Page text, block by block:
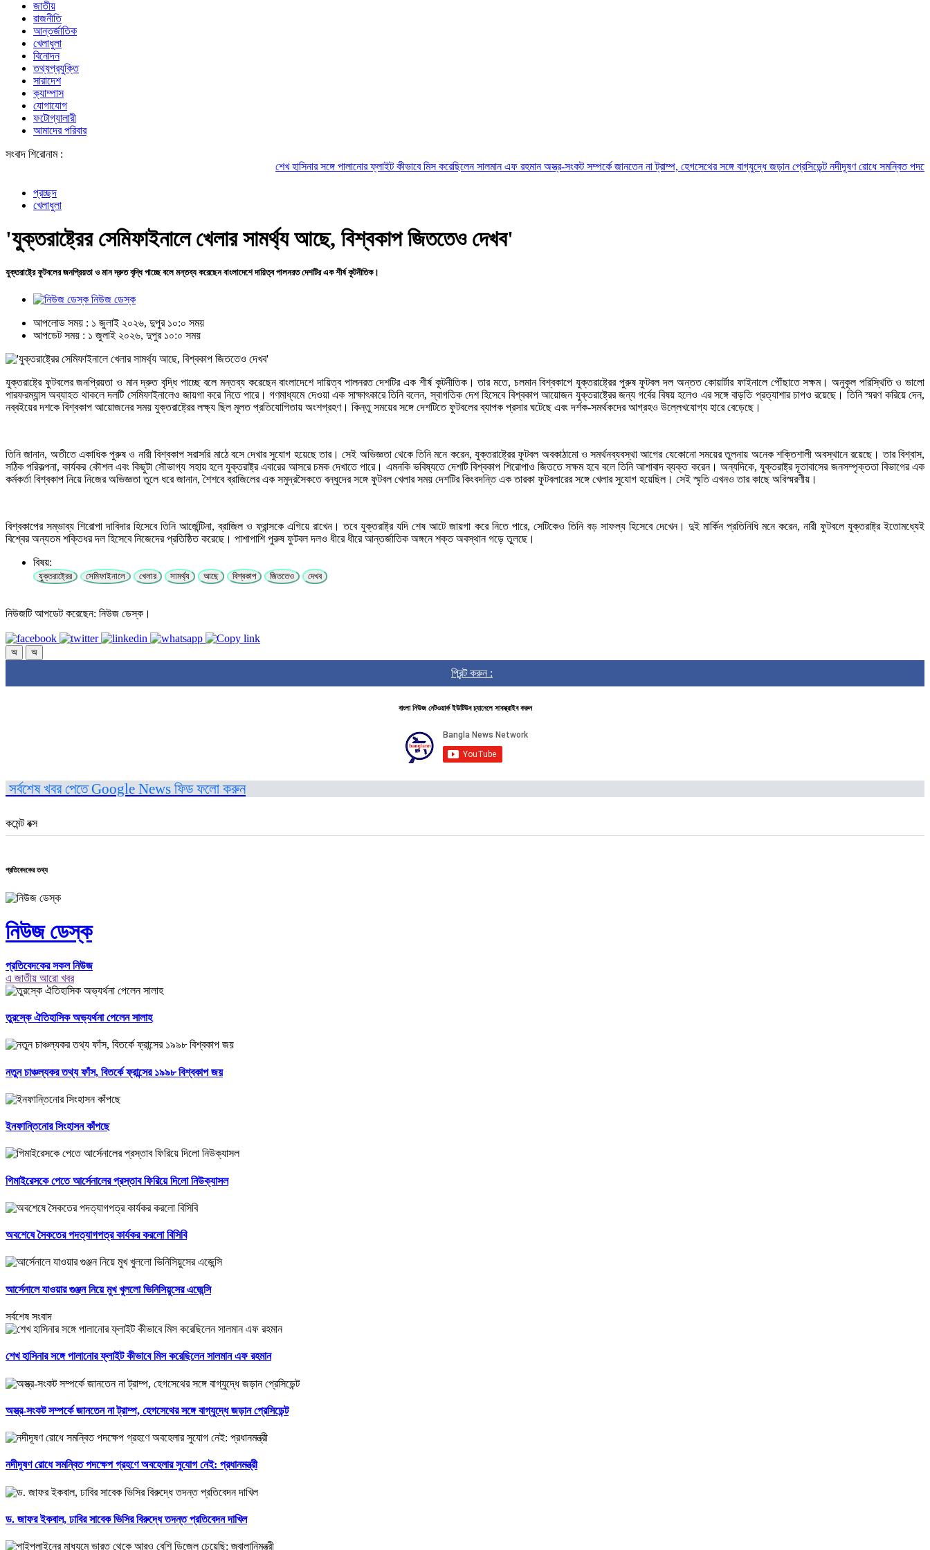
জাতীয়
রাজনীতি
আন্তর্জাতিক
খেলাধুলা
বিনোদন
তথ্যপ্রযুক্তি
সারাদেশ
ক্যাম্পাস
যোগাযোগ
ফটোগ্যালারী
আমাদের পরিবার
সংবাদ শিরোনাম :
শেখ হাসিনার সঙ্গে পালানোর ফ্লাইট কীভাবে মিস করেছিলেন সালমান এফ রহমানঅস্ত্র-সংকট সম্পর্কে জানতেন না ট্রাম্প, হেগসেথের সঙ্গে বাগ্‌যুদ্ধে জড়ান প্রেসিডেন্টনদীদূষণ রোধে সমন্বিত পদক্ষেপ গ্রহণে
প্রচ্ছদ
খেলাধুলা
'যুক্তরাষ্ট্রের সেমিফাইনালে খেলার সামর্থ্য আছে, বিশ্বকাপ জিততেও দেখব'
যুক্তরাষ্ট্রে ফুটবলের জনপ্রিয়তা ও মান দ্রুত বৃদ্ধি পাচ্ছে বলে মন্তব্য করেছেন বাংলাদেশে দায়িত্ব পালনরত দেশটির এক শীর্ষ কূটনীতিক।
নিউজ ডেস্ক
আপলোড সময় : ১ জুলাই ২০২৬, দুপুর ১০:০ সময়
আপডেট সময় : ১ জুলাই ২০২৬, দুপুর ১০:০ সময়
যুক্তরাষ্ট্রে ফুটবলের জনপ্রিয়তা ও মান দ্রুত বৃদ্ধি পাচ্ছে বলে মন্তব্য করেছেন বাংলাদেশে দায়িত্ব পালনরত দেশটির এক শীর্ষ কূটনীতিক। তার মতে, চলমান বিশ্বকাপে যুক্তরাষ্ট্রের পুরুষ ফুটবল দল অন্তত কোয়ার্টার ফাইনালে পৌঁছাতে সক্ষম। অনুকূল পরিস্থিতি ও ভালো
পারফরম্যান্স অব্যাহত থাকলে দলটি সেমিফাইনালেও জায়গা করে নিতে পারে। গণমাধ্যমে দেওয়া এক সাক্ষাৎকারে তিনি বলেন, স্বাগতিক দেশ হিসেবে বিশ্বকাপ আয়োজন যুক্তরাষ্ট্রের জন্য গর্বের বিষয় হলেও এর সঙ্গে বাড়তি প্রত্যাশার চাপও রয়েছে। তিনি স্মরণ করিয়ে দেন,
নব্বইয়ের দশকে বিশ্বকাপ আয়োজনের সময় যুক্তরাষ্ট্রের লক্ষ্য ছিল মূলত প্রতিযোগিতায় অংশগ্রহণ। কিন্তু সময়ের সঙ্গে দেশটিতে ফুটবলের ব্যাপক প্রসার ঘটেছে এবং দর্শক-সমর্থকদের আগ্রহও উল্লেখযোগ্য হারে বেড়েছে।
তিনি জানান, অতীতে একাধিক পুরুষ ও নারী বিশ্বকাপ সরাসরি মাঠে বসে দেখার সুযোগ হয়েছে তার। সেই অভিজ্ঞতা থেকে তিনি মনে করেন, যুক্তরাষ্ট্রের ফুটবল অবকাঠামো ও সমর্থনব্যবস্থা আগের যেকোনো সময়ের তুলনায় অনেক শক্তিশালী অবস্থানে রয়েছে। তার বিশ্বাস,
সঠিক পরিকল্পনা, কার্যকর কৌশল এবং কিছুটা সৌভাগ্য সহায় হলে যুক্তরাষ্ট্র এবারের আসরে চমক দেখাতে পারে। এমনকি ভবিষ্যতে দেশটি বিশ্বকাপ শিরোপাও জিততে সক্ষম হবে বলে তিনি আশাবাদ ব্যক্ত করেন। অন্যদিকে, যুক্তরাষ্ট্র দূতাবাসের জনসম্পৃক্ততা বিভাগের এক
কর্মকর্তা বিশ্বকাপ নিয়ে নিজের অভিজ্ঞতা তুলে ধরে জানান, শৈশবে ব্রাজিলের এক সমুদ্রসৈকতে বন্ধুদের সঙ্গে ফুটবল খেলার সময় দেশটির কিংবদন্তি এক তারকা ফুটবলারের সঙ্গে খেলার সুযোগ হয়েছিল। সেই স্মৃতি এখনও তার কাছে অবিস্মরণীয়।
বিশ্বকাপের সম্ভাব্য শিরোপা দাবিদার হিসেবে তিনি আর্জেন্টিনা, ব্রাজিল ও ফ্রান্সকে এগিয়ে রাখেন। তবে যুক্তরাষ্ট্র যদি শেষ আটে জায়গা করে নিতে পারে, সেটিকেও তিনি বড় সাফল্য হিসেবে দেখেন। দুই মার্কিন প্রতিনিধি মনে করেন, নারী ফুটবলে যুক্তরাষ্ট্র ইতোমধ্যেই
বিশ্বের অন্যতম শক্তিধর দল হিসেবে নিজেদের প্রতিষ্ঠিত করেছে। পাশাপাশি পুরুষ ফুটবল দলও ধীরে ধীরে আন্তর্জাতিক অঙ্গনে শক্ত অবস্থান গড়ে তুলছে।
বিষয়:
যুক্তরাষ্ট্রের সেমিফাইনালে খেলার সামর্থ্য আছে বিশ্বকাপ জিততেও দেখব
নিউজটি আপডেট করেছেন: নিউজ ডেস্ক।
অ অ
প্রিন্ট করুন :
বাংলা নিউজ নেটওয়ার্ক ইউটিউব চ্যানেলে সাবস্ক্রাইব করুন
সর্বশেষ খবর পেতে Google News ফিড ফলো করুন
কমেন্ট বক্স
প্রতিবেদকের তথ্য
নিউজ ডেস্ক
প্রতিবেদকের সকল নিউজ
এ জাতীয় আরো খবর
তুরস্কে ঐতিহাসিক অভ্যর্থনা পেলেন সালাহ
নতুন চাঞ্চল্যকর তথ্য ফাঁস, বিতর্কে ফ্রান্সের ১৯৯৮ বিশ্বকাপ জয়
ইনফান্তিনোর সিংহাসন কাঁপছে
গিমাইরেসকে পেতে আর্সেনালের প্রস্তাব ফিরিয়ে দিলো নিউক্যাসল
অবশেষে সৈকতের পদত্যাগপত্র কার্যকর করলো বিসিবি
আর্সেনালে যাওয়ার গুঞ্জন নিয়ে মুখ খুললো ভিনিসিয়ুসের এজেন্সি
সর্বশেষ সংবাদ
শেখ হাসিনার সঙ্গে পালানোর ফ্লাইট কীভাবে মিস করেছিলেন সালমান এফ রহমান
অস্ত্র-সংকট সম্পর্কে জানতেন না ট্রাম্প, হেগসেথের সঙ্গে বাগ্‌যুদ্ধে জড়ান প্রেসিডেন্ট
নদীদূষণ রোধে সমন্বিত পদক্ষেপ গ্রহণে অবহেলার সুযোগ নেই: প্রধানমন্ত্রী
ড. জাফর ইকবাল, ঢাবির সাবেক ভিসির বিরুদ্ধে তদন্ত প্রতিবেদন দাখিল